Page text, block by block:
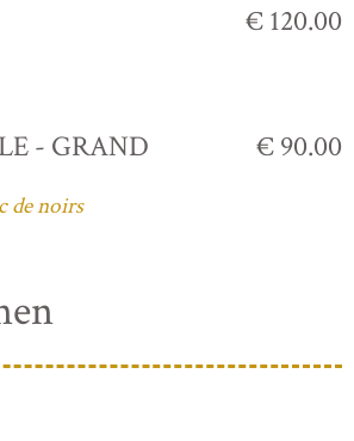
€ 120.00
- GRAND
de noirs
€ 90.00